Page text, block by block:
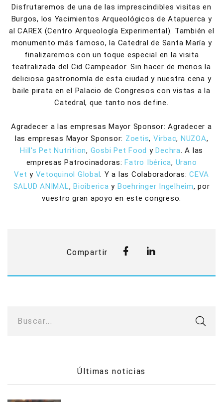
Disfrutaremos de una de las imprescindibles visitas en
Burgos, los Yacimientos Arqueológicos de Atapuerca y
al CAREX (Centro Arqueología Experimental). También el
monumento más famoso, la Catedral de Santa María y
finalizaremos con un toque especial en la visita
teatralizada del Cid Campeador. Sin hacer de menos la
deliciosa gastronomía de esta ciudad y nuestra cena y
baile pirata en el Palacio de Congresos con vistas a la
Catedral, que tanto nos define.
Agradecer a las empresas Mayor Sponsor: Agradecer a
las empresas Mayor Sponsor: Zoetis, Virbac, NUZOA,
Hill's Pet Nutrition, Gosbi Pet Food yDechra. A las
empresas Patrocinadoras:Fatro Ibérica, Urano
Vet y Vetoquinol Global. Y a las Colaboradoras: CEVA
SALUD ANIMAL, Bioiberica y Boehringer Ingelheim, por
vuestro gran apoyo en este congreso.
Compartir
Buscar...
Últimas noticias